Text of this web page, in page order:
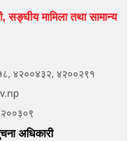
सङ्‍घीय मामिला तथा सामान्य
४२००४३२, ४२००२९१
अधिकारी